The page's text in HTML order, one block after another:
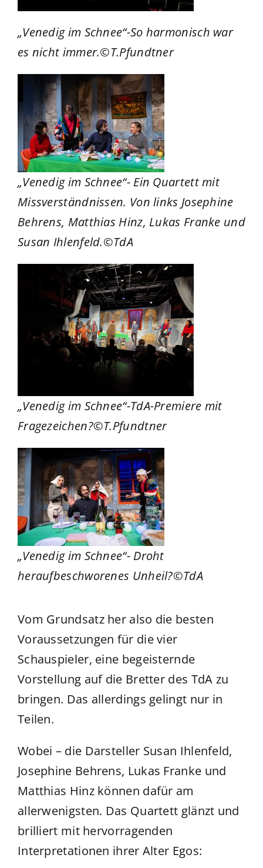
„Venedig im Schnee“-So harmonisch war
es nicht immer.©T.Pfundtner
„Venedig im Schnee“- Ein Quartett mit
Missverständnissen. Von links Josephine
Behrens, Matthias Hinz, Lukas Franke und
Susan Ihlenfeld.©TdA
„Venedig im Schnee“-TdA-Premiere mit
Fragezeichen?©T.Pfundtner
„Venedig im Schnee“- Droht
heraufbeschworenes Unheil?©TdA
Vom Grundsatz her also die besten
Voraussetzungen für die vier
Schauspieler, eine begeisternde
Vorstellung auf die Bretter des TdA zu
bringen. Das allerdings gelingt nur in
Teilen.
Wobei – die Darsteller Susan Ihlenfeld,
Josephine Behrens, Lukas Franke und
Matthias Hinz können dafür am
allerwenigsten. Das Quartett glänzt und
brilliert mit hervorragenden
Interpretationen ihrer Alter Egos: